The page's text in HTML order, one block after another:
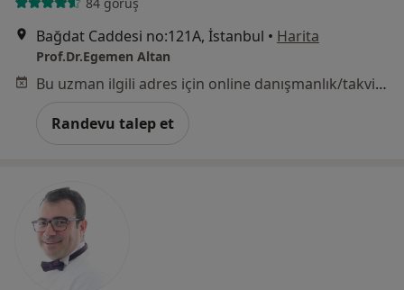
Bağdat Caddesi no:121A, İstanbul • Harita
Prof.Dr.Egemen Altan
Bu uzman ilgili adres için online danışmanlık/takvim sunmuyor.
Randevu talep et